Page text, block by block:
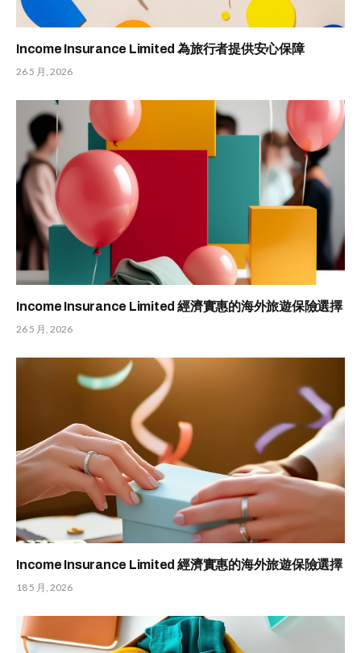
Income Insurance Limited 為旅行者提供安心保障
26 5 月, 2026
Income Insurance Limited 經濟實惠的海外旅遊保險選擇
26 5 月, 2026
Income Insurance Limited 經濟實惠的海外旅遊保險選擇
18 5 月, 2026